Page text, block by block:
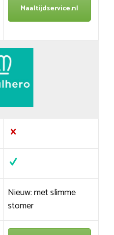
Maaltijdservice.nl
Nieuw: met slimme
stomer